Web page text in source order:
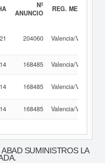
Nº
ANUNCIO
REG. MERC.
204060 Valencia/València
168485 Valencia/València
168485 Valencia/València
168485 Valencia/València
SUMINISTROS LA